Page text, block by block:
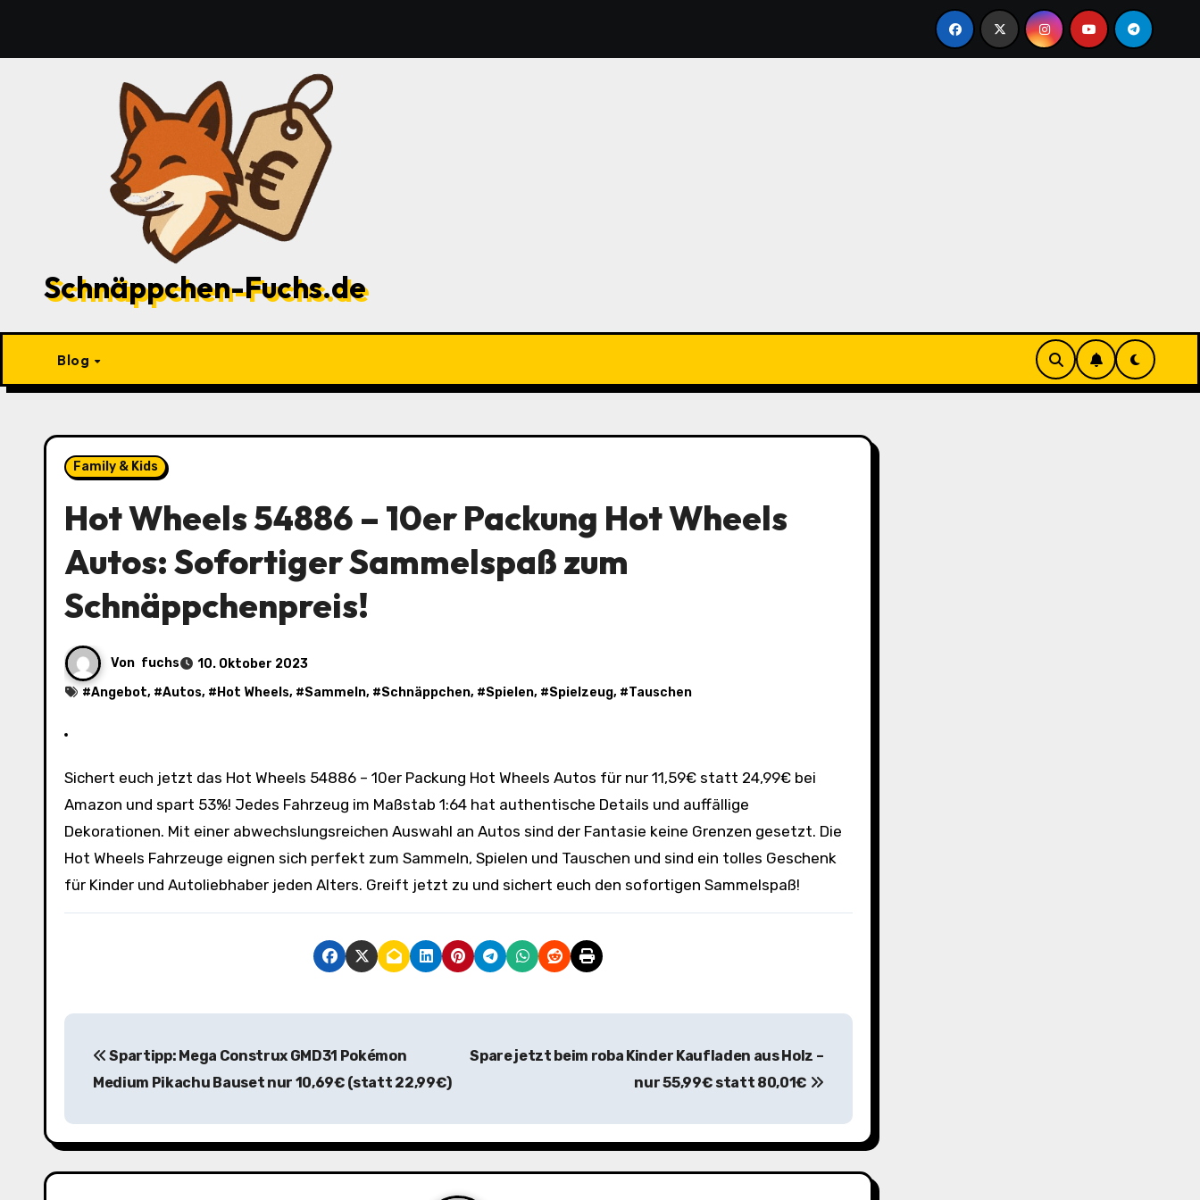
springen
Schnäppchen-Fuchs.de
Blog
Family & Kids
Hot Wheels 54886 – 10er Packung Hot Wheels
Autos: Sofortiger Sammelspaß zum
Schnäppchenpreis!
Von fuchs
10. Oktober 2023
#Angebot, #Autos, # Hot Wheels, #Sammeln, #Schnäppchen, #Spielen, #Spielzeug, #Tauschen
Sichert euch jetzt das Hot Wheels 54886 – 10er Packung Hot Wheels Autos für nur 11,59€ statt 24,99€ bei
Amazon und spart 53%! Jedes Fahrzeug im Maßstab 1:64 hat authentische Details und auffällige
Dekorationen. Mit einer abwechslungsreichen Auswahl an Autos sind der Fantasie keine Grenzen gesetzt. Die
Hot Wheels Fahrzeuge eignen sich perfekt zum Sammeln, Spielen und Tauschen und sind ein tolles Geschenk
für Kinder und Autoliebhaber jeden Alters. Greift jetzt zu und sichert euch den sofortigen Sammelspaß!
B
t
r
Spartipp: Mega Construx GMD31 Pokémon
Medium Pikachu Bauset nur 10,69€ (statt 22,99€)
Spare jetzt beim roba Kinder Kaufladen aus Holz –
nur 55,99€ statt 80,01€